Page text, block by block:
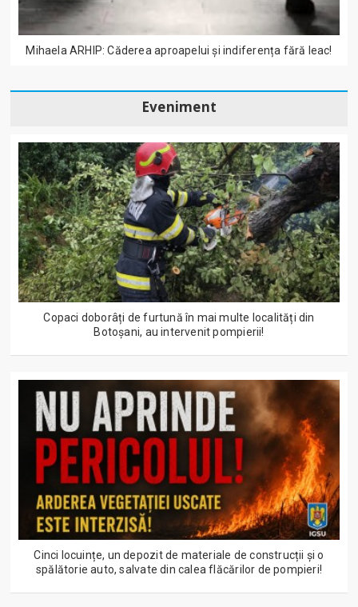
Mihaela ARHIP: Căderea aproapelui și indiferența fără leac!
Eveniment
Copaci doborâți de furtună în mai multe localități din
Botoșani, au intervenit pompierii!
Cinci locuințe, un depozit de materiale de construcții și o
spălătorie auto, salvate din calea flăcărilor de pompieri!